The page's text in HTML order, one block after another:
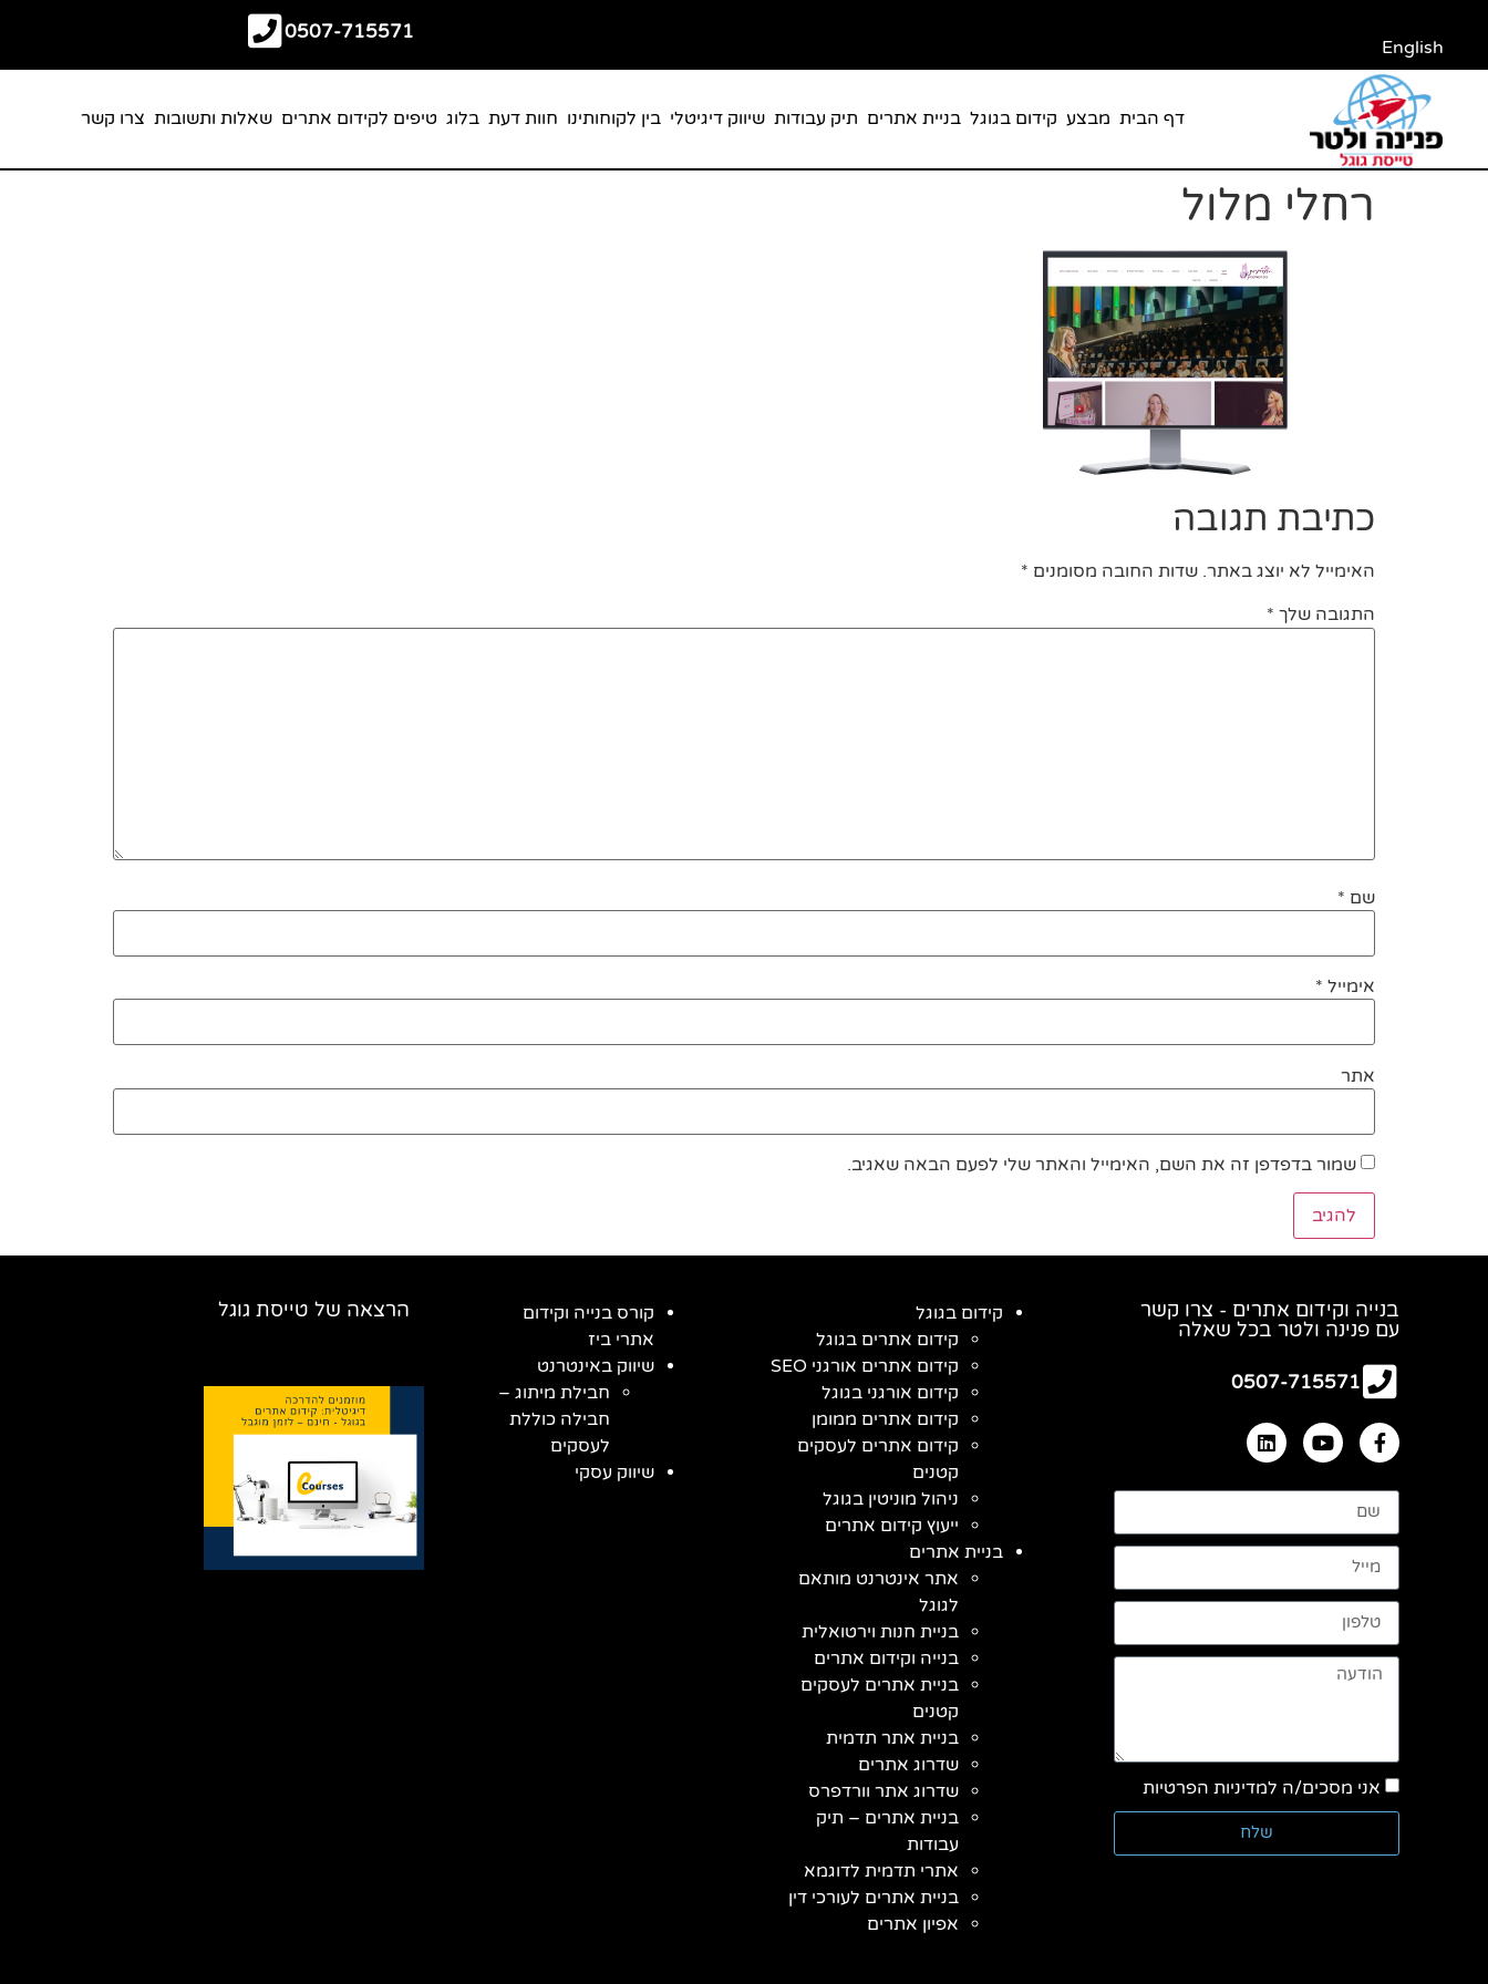
English
0507-715571
דף הבית מבצע קידום בגוגל בניית אתרים תיק עבודות שיווק דיגיטלי בין לקוחותינו חוות דעת בלוג טיפים לקידום אתרים שאלות ותשובות צרו קשר
רחלי מלול
כתיבת תגובה
האימייל לא יוצג באתר. שדות החובה מסומנים *
התגובה שלך *
שם *
אימייל *
אתר
שמור בדפדפן זה את השם, האימייל והאתר שלי לפעם הבאה שאגיב.
בנייה וקידום אתרים - צרו קשר
עם פנינה ולטר בכל שאלה
0507-715571
אני מסכים/ה למדיניות הפרטיות
שלח
קידום בגוגל
קידום אתרים בגוגל
קידום אתרים אורגני SEO
קידום אורגני בגוגל
קידום אתרים ממומן
קידום אתרים לעסקים
קטנים
ניהול מוניטין בגוגל
ייעוץ קידום אתרים
בניית אתרים
אתר אינטרנט מותאם
לגוגל
בניית חנות וירטואלית
בנייה וקידום אתרים
בניית אתרים לעסקים
קטנים
בניית אתר תדמית
שדרוג אתרים
שדרוג אתר וורדפרס
בניית אתרים – תיק
עבודות
אתרי תדמית לדוגמא
בניית אתרים לעורכי דין
אפיון אתרים
קורס בנייה וקידום
אתרי ביז
שיווק באינטרנט
חבילת מיתוג –
חבילה כוללת
לעסקים
שיווק עסקי
הרצאה של טייסת גוגל